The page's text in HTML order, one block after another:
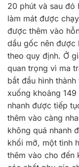
20 phút và sau đó
làm mát được
được thêm vào
dầu gốc nên được
theo quy định. Ở
quan trọng vì ma
bắt đầu hình
xuống khoảng
nhanh được tiếp
thêm vào càng
không quá nhanh
khối mỡ, một tình
thêm vào cho đến